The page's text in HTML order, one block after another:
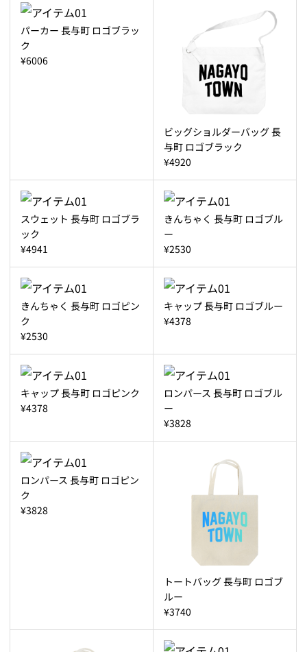
パーカー 長与町 ロゴブラッ
ク
¥6006
ビッグショルダーバッグ 長
与町 ロゴブラック
¥4920
スウェット 長与町 ロゴブラ
ック
¥4941
きんちゃく 長与町 ロゴブル
ー
¥2530
きんちゃく 長与町 ロゴピン
ク
¥2530
キャップ 長与町 ロゴブルー
¥4378
キャップ 長与町 ロゴピンク
¥4378
ロンパース 長与町 ロゴブル
ー
¥3828
ロンパース 長与町 ロゴピン
ク
¥3828
トートバッグ 長与町 ロゴブ
ルー
¥3740